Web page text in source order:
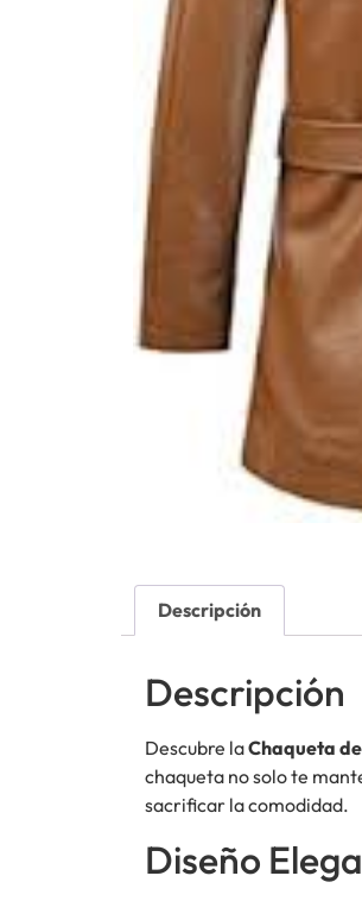
Descripción
Descripción
Descubre laChaqueta
chaqueta no solo te
sacrificar la comodidad.
Diseño